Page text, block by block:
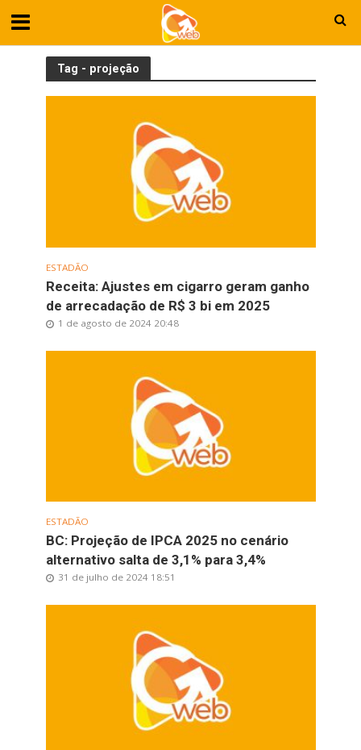
Tag - projeção
ESTADÃO
Receita: Ajustes em cigarro geram ganho
de arrecadação de R$ 3 bi em 2025
1 de agosto de 2024 20:48
ESTADÃO
BC: Projeção de IPCA 2025 no cenário
alternativo salta de 3,1% para 3,4%
31 de julho de 2024 18:51